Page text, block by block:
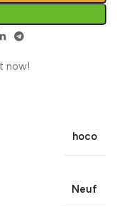
now!
hoco
Neuf